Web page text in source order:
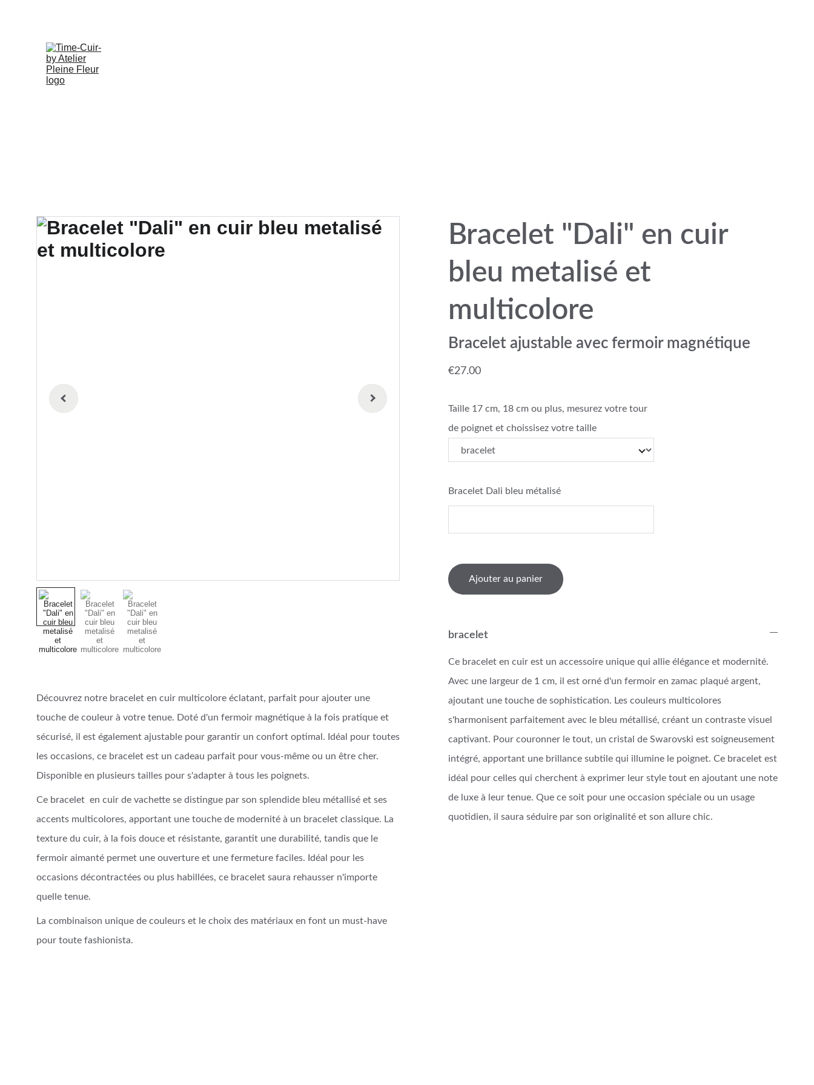
Découvrez notre bracelet en cuir multicolore éclatant, parfait pour ajouter une
touche de couleur à votre tenue. Doté d'un fermoir magnétique à la fois pratique et
sécurisé, il est également ajustable pour garantir un confort optimal. Idéal pour toutes
les occasions, ce bracelet est un cadeau parfait pour vous-même ou un être cher.
Disponible en plusieurs tailles pour s'adapter à tous les poignets.
Ce bracelet en cuir de vachette se distingue par son splendide bleu métallisé et ses
accents multicolores, apportant une touche de modernité à un bracelet classique. La
texture du cuir, à la fois douce et résistante, garantit une durabilité, tandis que le
fermoir aimanté permet une ouverture et une fermeture faciles. Idéal pour les
occasions décontractées ou plus habillées, ce bracelet saura rehausser n'importe
quelle tenue.
La combinaison unique de couleurs et le choix des matériaux en font un must-have
pour toute fashionista.
Bracelet "Dali" en cuir
bleu metalisé et
multicolore
Bracelet ajustable avec fermoir magnétique
€27.00
Taille 17 cm, 18 cm ou plus, mesurez votre tour
de poignet et choissisez votre taille
Bracelet Dali bleu métalisé
Ajouter au panier
bracelet
Ce bracelet en cuir est un accessoire unique qui allie élégance et modernité.
Avec une largeur de 1 cm, il est orné d'un fermoir en zamac plaqué argent,
ajoutant une touche de sophistication. Les couleurs multicolores
s'harmonisent parfaitement avec le bleu métallisé, créant un contraste visuel
captivant. Pour couronner le tout, un cristal de Swarovski est soigneusement
intégré, apportant une brillance subtile qui illumine le poignet. Ce bracelet est
idéal pour celles qui cherchent à exprimer leur style tout en ajoutant une note
de luxe à leur tenue. Que ce soit pour une occasion spéciale ou un usage
quotidien, il saura séduire par son originalité et son allure chic.